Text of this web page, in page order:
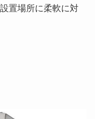
置場所に柔軟に対